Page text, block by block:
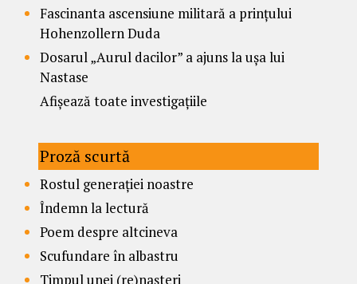
Fascinanta ascensiune militară a prințului
Hohenzollern Duda
Dosarul „Aurul dacilor” a ajuns la ușa lui
Nastase
Afișează toate investigațiile
Proză scurtă
Rostul generației noastre
Îndemn la lectură
Poem despre altcineva
Scufundare în albastru
Timpul unei (re)nașteri